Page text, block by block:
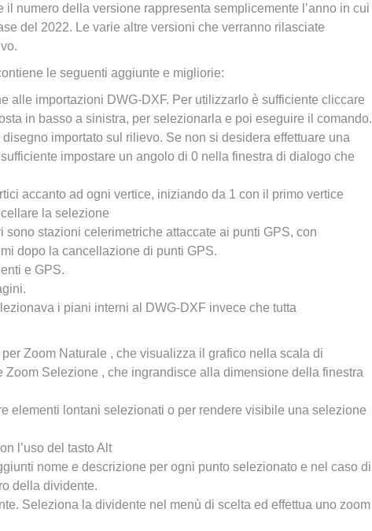
il numero della versione rappresenta semplicemente l’anno in cui
del 2022. Le varie altre versioni che verranno rilasciate
le seguenti aggiunte e migliorie:
alle importazioni DWG-DXF. Per utilizzarlo è sufficiente cliccare
in basso a sinistra, per selezionarla e poi eseguire il comando.
importato sul rilievo. Se non si desidera effettuare una
impostare un angolo di 0 nella finestra di dialogo che
accanto ad ogni vertice, iniziando da 1 con il primo vertice
la selezione
stazioni celerimetriche attaccate ai punti GPS, con
dopo la cancellazione di punti GPS.
e GPS.
i piani interni al DWG-DXF invece che tutta
Zoom Naturale , che visualizza il grafico nella scala di
Zoom Selezione , che ingrandisce alla dimensione della finestra
elementi lontani selezionati o per rendere visibile una selezione
l’uso del tasto Alt
nome e descrizione per ogni punto selezionato e nel caso di
della dividente.
Seleziona la dividente nel menù di scelta ed effettua uno zoom